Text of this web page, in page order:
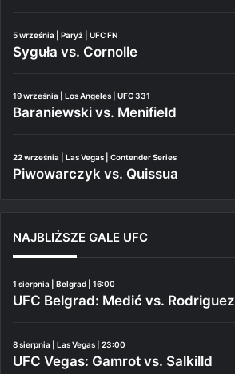
5 września | Paryż | UFC FN
Syguła vs. Cornolle
19 września | Los Angeles | UFC 331
Baraniewski vs. Menifield
22 września | Las Vegas | Contender Series
Piwowarczyk vs. Quissua
NAJBLIŻSZE GALE UFC
1 sierpnia | Belgrad | 16:00
UFC Belgrad: Medić vs. Rodriguez
8 sierpnia | Las Vegas | 23:00
UFC Vegas: Gamrot vs. Salkilld